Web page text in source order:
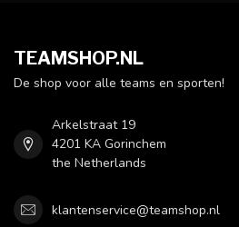
TEAMSHOP.NL
De shop voor alle teams en sporten!
Arkelstraat 19
4201 KA Gorinchem
the Netherlands
klantenservice@teamshop.nl